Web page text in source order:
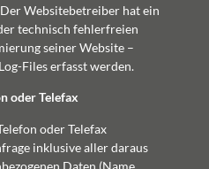
Websitebetreiber hat ein
technisch fehlerfreien
seiner Website –
Files erfasst werden.
oder Telefax
oder Telefax
inklusive aller daraus
Daten (Name,